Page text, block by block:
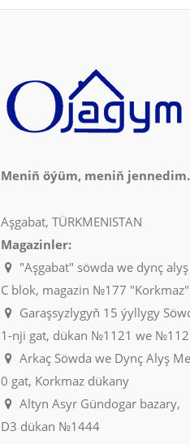
Meniň öýüm, meniň jennedim.
Aşgabat, TÜRKMENISTAN
Magazinler:
"Aşgabat" söwda we dynç
C blok, magazin №177 "Korkmaz"
Garaşsyzlygyň 15 ýyllygy
1-nji gat, dükan №1121 we
Arkaç Söwda we Dynç Alyş
0 gat, Korkmaz dükany
Altyn Asyr Gündogar bazary,
D3 dükan №1444